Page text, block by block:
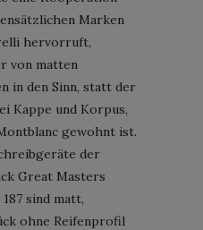
Marken
hervorruft,
von matten
in den Sinn, statt der
Kappe und Korpus,
gewohnt ist.
der
Great Masters
sind matt,
ohne Reifenprofil